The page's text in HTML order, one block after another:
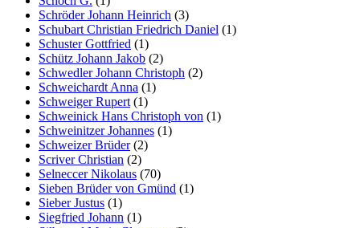
Schröder Johann Heinrich (3)
Schubart Christian Friedrich Daniel (1)
Schuster Gottfried (1)
Schütz Johann Jakob (2)
Schwedler Johann Christoph (2)
Schweichardt Anna (1)
Schweiger Rupert (1)
Schweinick Hans Christoph von (1)
Schweinitzer Johannes (1)
Schweizer Brüder(2)
Scriver Christian (2)
Selneccer Nikolaus (70)
Sieben Brüder von Gmünd (1)
Sieber Justus (1)
Siegfried Johann (1)